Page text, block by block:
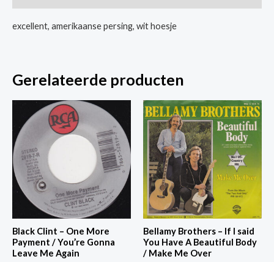
Neath
The
Your
Love
aantal
excellent, amerikaanse persing, wit hoesje
Gerelateerde producten
Black Clint – One More
Payment / You’re Gonna
Leave Me Again
Bellamy Brothers – If I said
You Have A Beautiful Body
/ Make Me Over